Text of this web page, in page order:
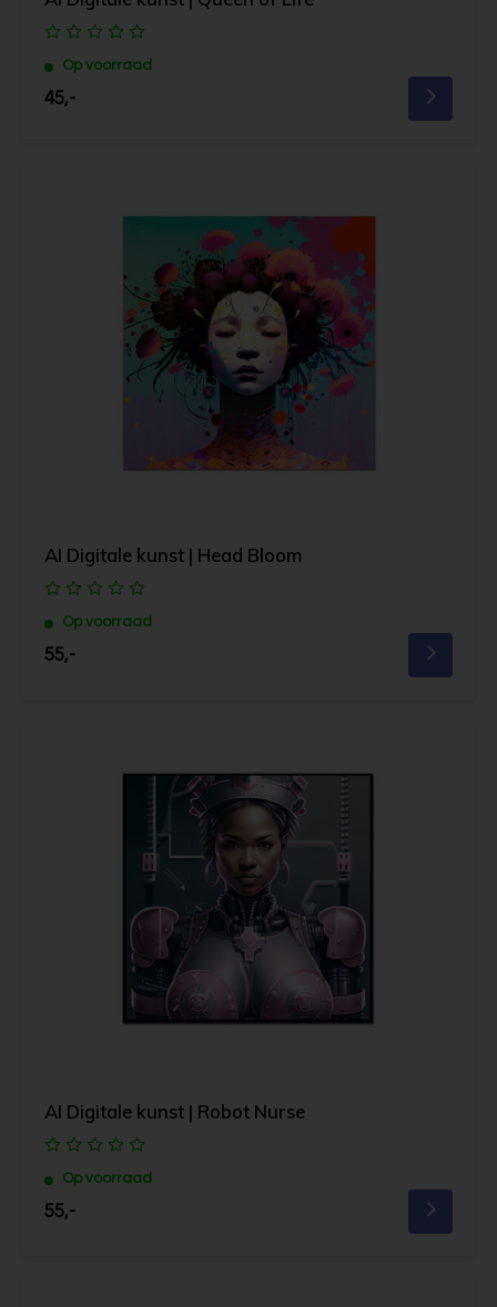
Op voorraad
45,-
AI Digitale kunst | Head Bloom
Op voorraad
55,-
AI Digitale kunst | Robot Nurse
Op voorraad
55,-